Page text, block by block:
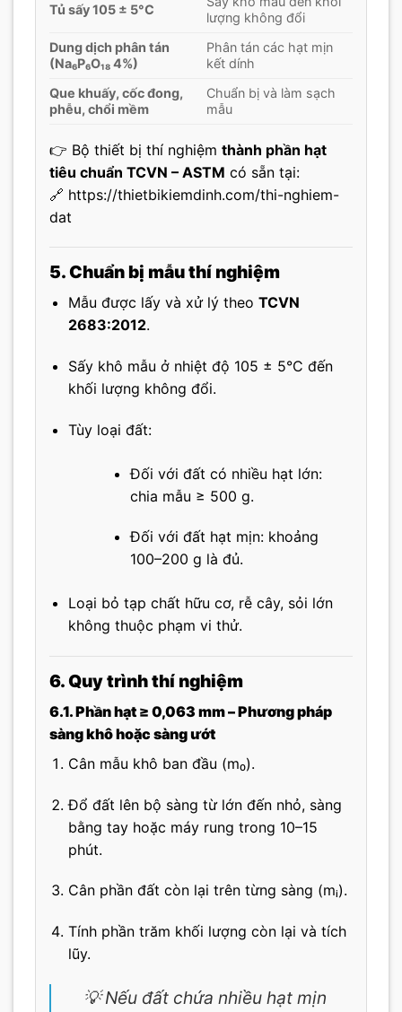
Tủ sấy 105 ± 5°C
lượng không đổi
Dung dịch phân tán
(Na₆P₆O₁₈ 4%)
Phân tán các hạt mịn
kết dính
Que khuấy, cốc đong,
phễu, chổi mềm
Chuẩn bị và làm sạch
mẫu
👉 Bộ thiết bị thí nghiệm thành phần hạt
tiêu chuẩn TCVN – ASTM có sẵn tại:
🔗 https://thietbikiemdinh.com/thi-nghiem-
dat
5. Chuẩn bị mẫu thí nghiệm
Mẫu được lấy và xử lý theo TCVN
2683:2012.
Sấy khô mẫu ở nhiệt độ 105 ± 5°C đến
khối lượng không đổi.
Tùy loại đất:
Đối với đất có nhiều hạt lớn:
chia mẫu ≥ 500 g.
Đối với đất hạt mịn: khoảng
100–200 g là đủ.
Loại bỏ tạp chất hữu cơ, rễ cây, sỏi lớn
không thuộc phạm vi thử.
6. Quy trình thí nghiệm
6.1. Phần hạt ≥ 0,063 mm – Phương pháp
sàng khô hoặc sàng ướt
Cân mẫu khô ban đầu (m₀).
Đổ đất lên bộ sàng từ lớn đến nhỏ, sàng
bằng tay hoặc máy rung trong 10–15
phút.
Cân phần đất còn lại trên từng sàng (mᵢ).
Tính phần trăm khối lượng còn lại và tích
lũy.
💡 Nếu đất chứa nhiều hạt mịn